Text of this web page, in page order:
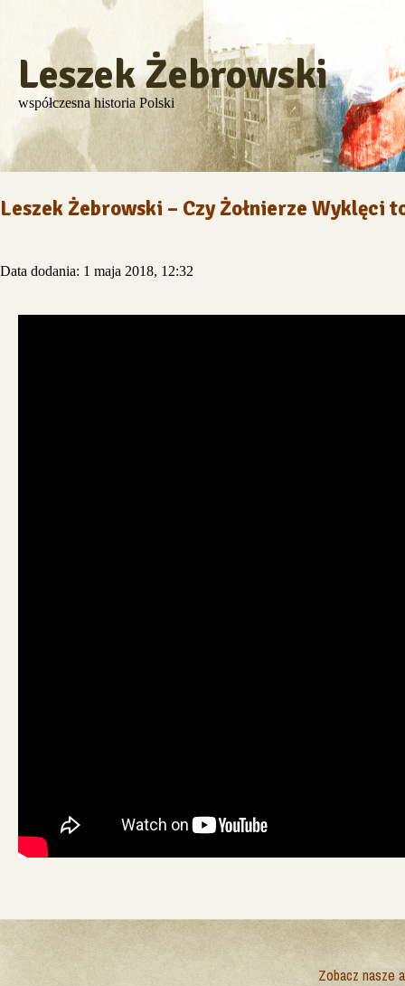
Leszek Żebrowski
współczesna historia Polski
Leszek Żebrowski – Czy Żołnierze Wyklęci
Data dodania: 1 maja 2018, 12:32
Zobacz nasze